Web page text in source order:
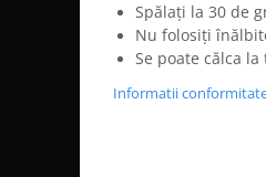
Spălați la 30 de
Nu folosiți
Se poate călca
Informatii